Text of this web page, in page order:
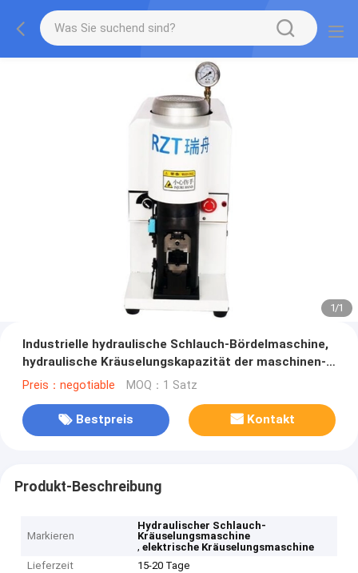
1/1
Industrielle hydraulische Schlauch-Bördelmaschine,
hydraulische Kräuselungskapazität der maschinen-
30T
Preis：negotiable MOQ：1 Satz
Bestpreis Kontakt
Produkt-Beschreibung
Markieren
Hydraulischer Schlauch-
Kräuselungsmaschine
,elektrische Kräuselungsmaschine
Lieferzeit
15-20 Tage